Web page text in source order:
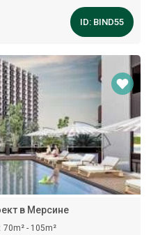
ID: BIND55
в Мерсине
70m² - 105m²